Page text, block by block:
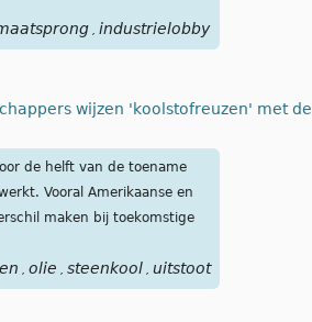
industrielobby
wijzen 'koolstofreuzen' met de
de helft van de toename
Vooral Amerikaanse en
maken bij toekomstige
olie steenkool uitstoot